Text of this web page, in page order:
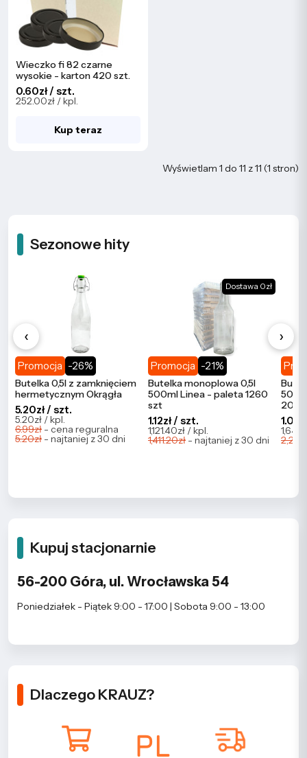
Wieczko fi 82 czarne
wysokie - karton 420 szt.
0.60zł / szt.
252.00zł / kpl.
Kup teraz
Wyświetlam 1 do 11 z 11 (1 stron)
Sezonowe hity
‹
Promocja -26%
Butelka 0,5l z zamknięciem
hermetycznym Okrągła
5.20zł / szt.
5.20zł / kpl.
6.99zł - cena reguralna
5.20zł - najtaniej z 30 dni
Dostawa 0zł
Promocja -21%
Butelka monoplowa 0,5l
500ml Linea - paleta 1260
szt
1.12zł / szt.
1,121.40zł / kpl.
1,411.20zł - najtaniej z 30 dni
›
Kupuj stacjonarnie
56-200 Góra, ul. Wrocławska 54
Poniedziałek - Piątek 9:00 - 17:00 | Sobota 9:00 - 13:00
Dlaczego KRAUZ?